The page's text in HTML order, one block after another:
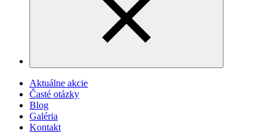
Aktuálne akcie
Časté otázky
Blog
Galéria
Kontakt